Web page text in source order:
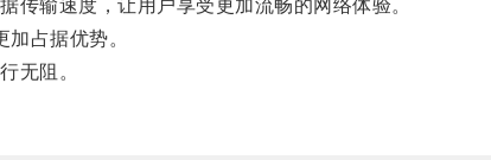
输速度，让用户享受更加流畅的网络体验。
占据优势。
无阻。